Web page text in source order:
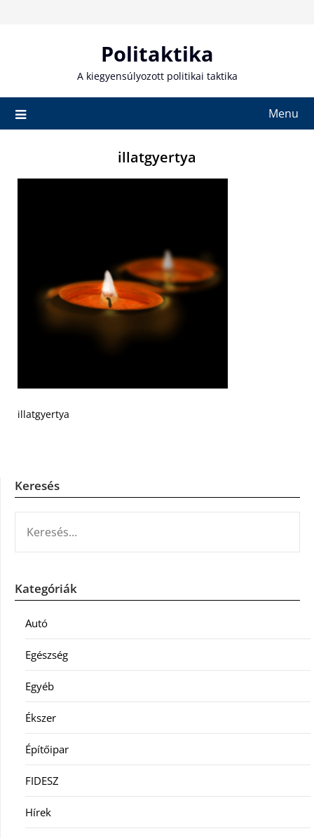
Politaktika
A kiegyensúlyozott politikai taktika
Menu
illatgyertya
illatgyertya
Keresés
Kategóriák
Autó
Egészség
Egyéb
Ékszer
Építőipar
FIDESZ
Hírek